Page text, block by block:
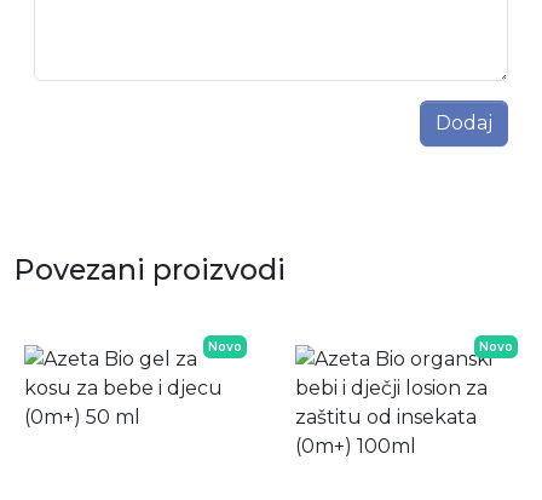
Dodaj
Povezani proizvodi
Novo Novo